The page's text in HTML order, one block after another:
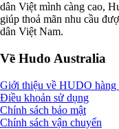
dân Việt mình càng cao,
giúp thoả mãn nhu cầu
dân Việt Nam.
Về Hudo Australia
Giới thiệu về HUDO hàng
Điều khoản sử dụng
Chính sách bảo mật
Chính sách vận chuyển